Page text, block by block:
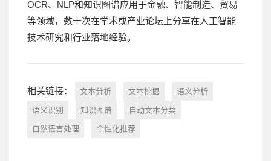
OCR、NLP和知识图谱应用于金融、智能制造、贸易
等领域，数十次在学术或产业论坛上分享在人工智能
技术研究和行业落地经验。
相关链接： 文本分析 文本挖掘 语义分析
语义识别 知识图谱 自动文本分类
自然语言处理 个性化推荐